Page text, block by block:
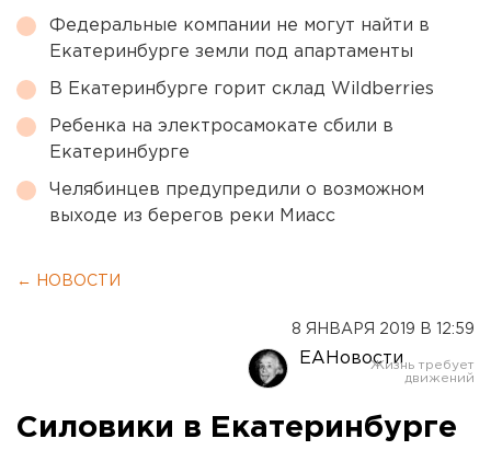
Федеральные компании не могут найти в
Екатеринбурге земли под апартаменты
В Екатеринбурге горит склад Wildberries
Ребенка на электросамокате сбили в
Екатеринбурге
Челябинцев предупредили о возможном
выходе из берегов реки Миасс
← НОВОСТИ
8 ЯНВАРЯ 2019 В 12:59
ЕАНовости
Силовики в Екатеринбурге